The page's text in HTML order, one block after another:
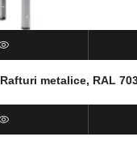
Rafturi metalice, RAL